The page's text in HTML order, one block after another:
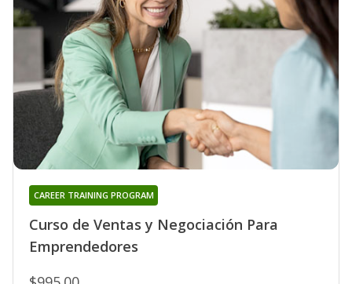
Curso de Ventas y Negociación Para
Emprendedores
CAREER TRAINING PROGRAM